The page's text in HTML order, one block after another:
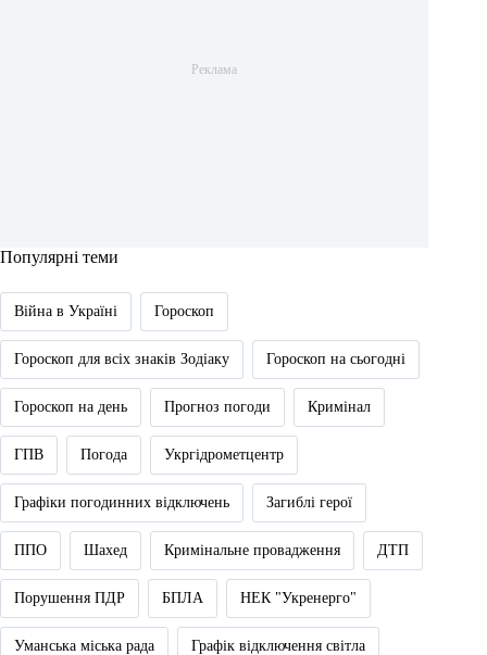
Популярні теми
Війна в Україні Гороскоп
Гороскоп для всіх знаків Зодіаку Гороскоп на сьогодні
Гороскоп на день Прогноз погоди Кримінал
ГПВ Погода Укргідрометцентр
Графіки погодинних відключень Загиблі герої
ППО Шахед Кримінальне провадження ДТП
Порушення ПДР БПЛА НЕК "Укренерго"
Уманська міська рада Графік відключення світла